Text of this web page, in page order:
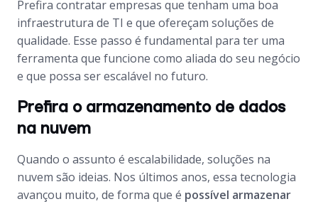
Prefira contratar empresas que tenham uma boa
infraestrutura de TI e que ofereçam soluções de
qualidade. Esse passo é fundamental para ter uma
ferramenta que funcione como aliada do seu negócio
e que possa ser escalável no futuro.
Prefira o armazenamento de dados
na nuvem
Quando o assunto é escalabilidade, soluções na
nuvem são ideias. Nos últimos anos, essa tecnologia
avançou muito, de forma que é possível armazenar